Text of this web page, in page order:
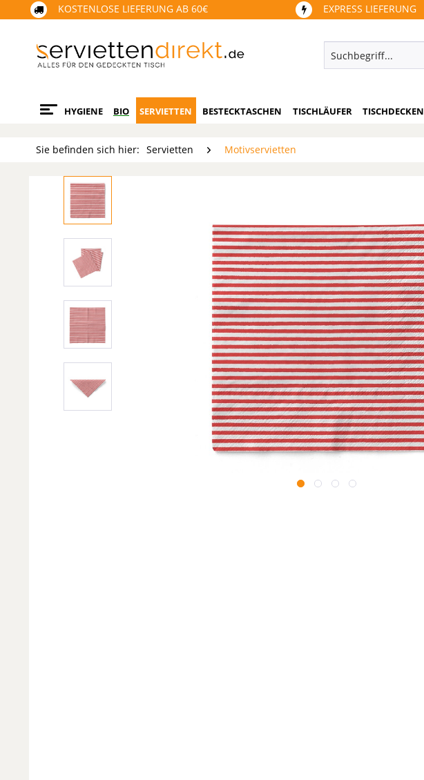
KOSTENLOSE LIEFERUNG AB 60€ EXPRESS LIEFERUNG
HYGIENE BIO SERVIETTEN BESTECKTASCHEN TISCHLÄUFER TISCHDECKEN
Sie befinden sich hier: Servietten Motivservietten